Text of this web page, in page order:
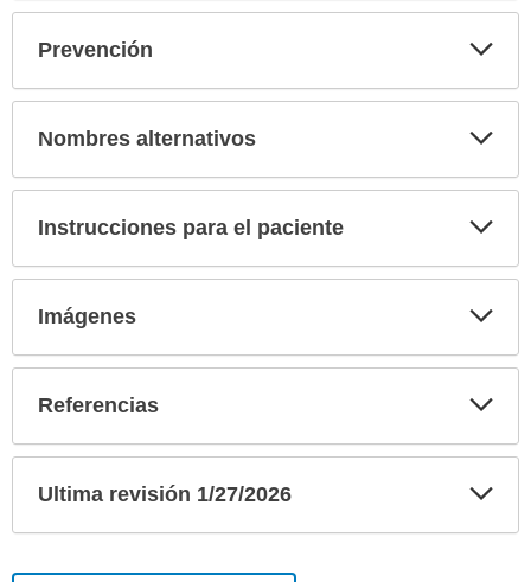
profesional
sido
Prevención
Nombres alternativos
Instrucciones para el paciente
Imágenes
Referencias
Ultima revisión 1/27/2026